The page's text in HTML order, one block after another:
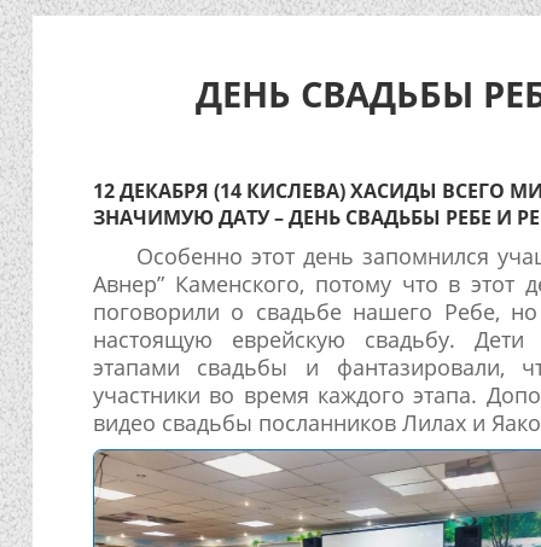
ДЕНЬ СВАДЬБЫ
12 ДЕКАБРЯ (14 КИСЛЕВА) ХАСИДЫ ВСЕГО
ЗНАЧИМУЮ ДАТУ – ДЕНЬ СВАДЬБЫ РЕБЕ И
Особенно этот день запомнился
Авнер” Каменского, потому что в этот
поговорили о свадьбе нашего Ребе,
настоящую еврейскую свадьбу. Дети
этапами свадьбы и фантазировали,
участники во время каждого этапа.
видео свадьбы посланников Лилах и